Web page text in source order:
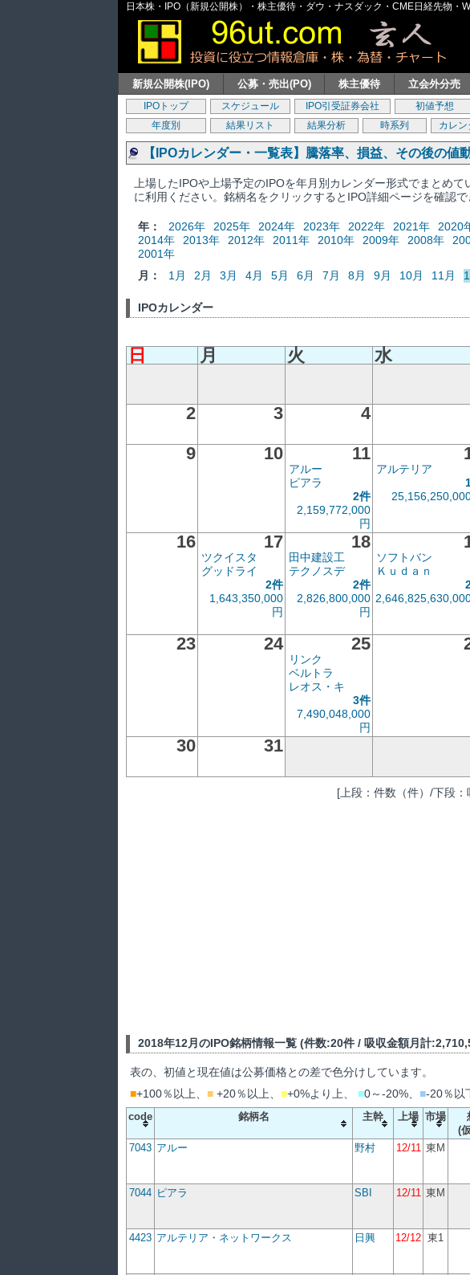
日本株・IPO（新規公開株）・株主優待・ダウ・ナスダック・CME日経先物
新規公開株(IPO) 公募・売出(PO) 株主優待 立会外分売
IPOトップ スケジュール IPO引受証券会社 初値予想
年度別
結果リスト 結果分析 時系列 カレン
【IPOカレンダー・一覧表】騰落率、損益、その後の値
上場したIPOや上場予定のIPOを年月別カレンダー形式でまとめ
に利用ください。銘柄名をクリックするとIPO詳細ページを確認で
年： 2026年 2025年 2024年 2023年 2022年 2021年 2020
2014年
2013年 2012年 2011年 2010年 2009年 2008年
2001年
月：
1月 2月 3月 4月 5月 6月 7月 8月 9月 10月 11月
IPOカレンダー
日 月 火 水
2
3 4
9
10 11
アルー
ピアラ
2件
2,159,772,000
円
アルテリア
16 17
ツクイスタ
グッドライ
2件
1,643,350,000
円
18
田中建設工
テクノスデ
2件
2,826,800,000
円
ソフトバン
Ｋｕｄａｎ
23 24 25
リンク
ベルトラ
レオス・キ
3件
7,490,048,000
円
30 31
[上段：件数（件）/下段
2018年12月のIPO銘柄情報一覧 (件数:20件 / 吸収金額月計
表の、初値と現在値は公募価格との差で色分けしています。
■+100％以上、 ■ +20％以上、 ■+0%より上、 ■0～-20%、 ■-20％以
code 銘柄名 主幹 上場 市場
(
7043 アルー 野村 12/11 東M
7044 ピアラ SBI 12/11 東M
4423 アルテリア・ネットワークス 日興 12/12 東1